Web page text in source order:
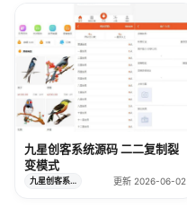
九星创客系统源码 二二复制裂
变模式
九星创客系统 更新 2026-06-02